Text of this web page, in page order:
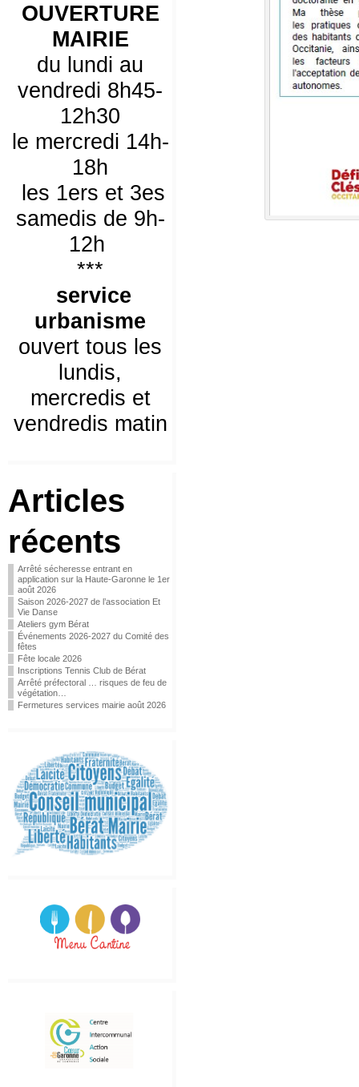
OUVERTURE
MAIRIE
du lundi au
vendredi 8h45-
12h30
le mercredi 14h-
18h
les 1ers et 3es
samedis de 9h-
12h
***
service
urbanisme
ouvert tous les
lundis,
mercredis et
vendredis matin
Articles
récents
Arrêté sécheresse entrant en
application sur la Haute-Garonne le 1er
août 2026
Saison 2026-2027 de l’association Et
Vie Danse
Ateliers gym Bérat
Événements 2026-2027 du Comité des
fêtes
Fête locale 2026
Inscriptions Tennis Club de Bérat
Arrêté préfectoral … risques de feu de
végétation…
Fermetures services mairie août 2026